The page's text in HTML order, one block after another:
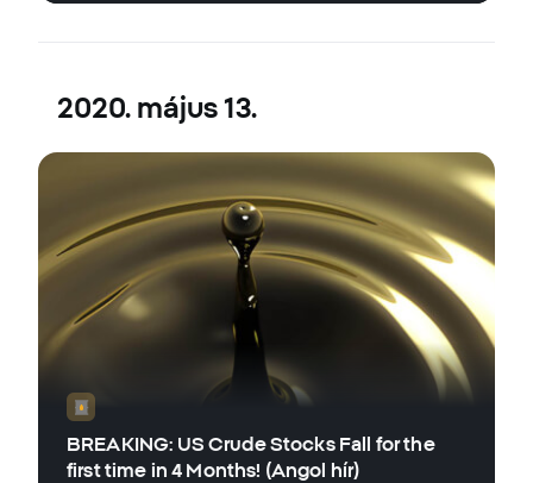
2020. május 13.
BREAKING: US Crude Stocks Fall for the
first time in 4 Months! (Angol hír)